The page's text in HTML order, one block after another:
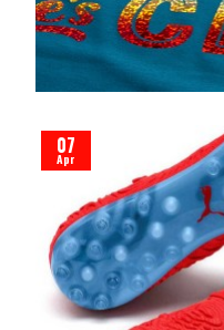
07
Apr